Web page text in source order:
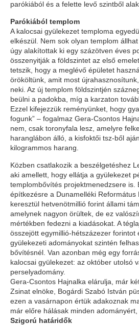
parókiából és a felette levő szintből
Parókiából templom
A kalocsai gyülekezet temploma
elkészül. Nem sok olyan templom
úgy alakítottak ki egy százötven éves
összenyitják a földszintet az első
tetszik, hogy a meglévő épületet
örököltünk, amit most
neki. Az új templom földszintjén
beülni a padokba, míg a karzaton
Ezzel kifejezzük reményünket, hogy
fogunk” – fogalmaz Gera-Csontos
nem, csak toronyfala lesz, amelyre
haranglábon álló, a kisfoktői tsz-ből
kilogrammos harang.
Közben csatlakozik a beszélgetéshez
aki amellett, hogy ellátja a gyülekezet
templombővítés projektmenedzsere is.
építkezésre a Dunamelléki Református
keresztül hetvenötmillió forint állami
amelynek nagyon örültek, de ez
mértékben fedezni a kiadásokat. A
összejött egymillió-hétszázezer forintot
gyülekezeti adományokat szintén
bővítésnél. Van azonban még egy
kalocsai gyülekezet: az október utolsó
perselyadomány.
Gera-Csontos Hajnalka elárulja, már
Zsinat elnöke, Bogárdi Szabó István
ezen a vasárnapon értük adakoznak
már előre hálásak minden adományért,
Szigorú határidők